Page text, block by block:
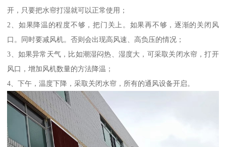
开，只要把水帘打湿就可以正常使用；
2、如果降温的程度不够，把门关上。如果再不够，逐渐的关闭风
口。同时要减风机。否则会出现高风速、高负压的情况；
3、如果异常天气，比如潮湿闷热、湿度大，可采取关闭水帘，打开
风口，增加风机数量的方法降温；
4、下午，温度下降，采取关闭水帘，所有的通风设备开启。